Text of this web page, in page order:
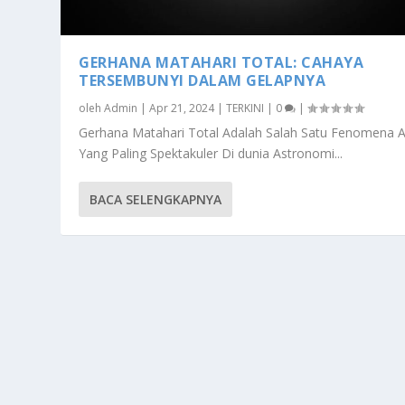
GERHANA MATAHARI TOTAL: CAHAYA
TERSEMBUNYI DALAM GELAPNYA
olehAdmin |Apr 21, 2024|TERKINI | 0 |
Gerhana Matahari Total Adalah Salah Satu Fenomena
Yang Paling Spektakuler Di dunia Astronomi...
BACA SELENGKAPNYA